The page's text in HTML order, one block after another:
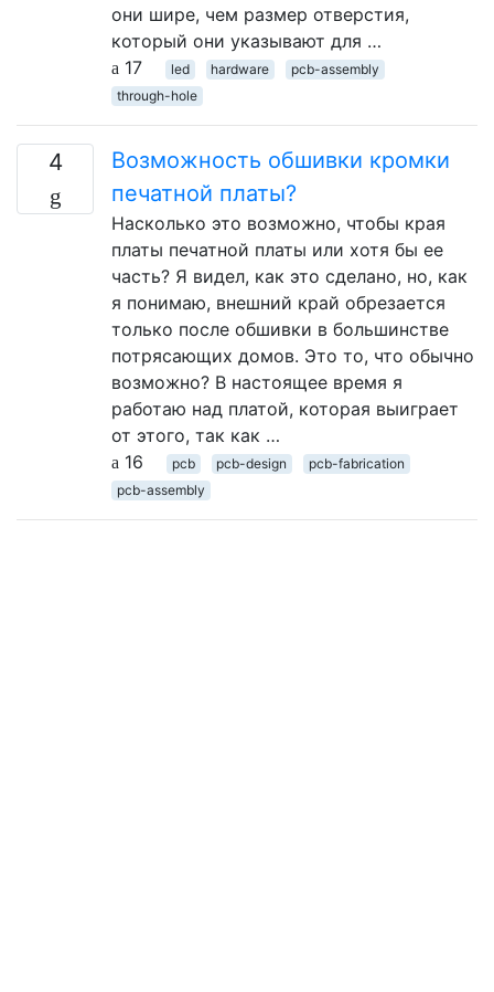
они шире, чем размер отверстия,
который они указывают для …
17
led hardware
pcb-assembly
through-hole
4
Возможность обшивки кромки
печатной платы?
Насколько это возможно, чтобы края
платы печатной платы или хотя бы ее
часть? Я видел, как это сделано, но, как
я понимаю, внешний край обрезается
только после обшивки в большинстве
потрясающих домов. Это то, что обычно
возможно? В настоящее время я
работаю над платой, которая выиграет
от этого, так как …
16
pcb pcb-design
pcb-fabrication
pcb-assembly